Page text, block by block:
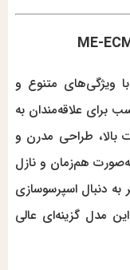
با ویژگی‌های متنوع و
برای علاقه‌مندان به
بالا، طراحی مدرن و
هم‌زمان و نازل
به دنبال اسپرسوسازی
مدل گزینه‌ای عالی